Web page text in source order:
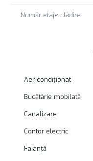
Număr etaje clădire
Aer condiționat
Bucătărie mobilată
Canalizare
Contor electric
Faianță